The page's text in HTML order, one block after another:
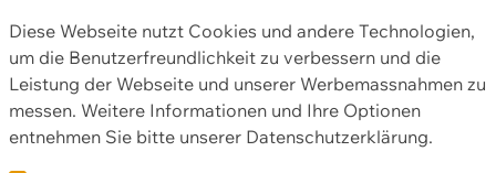
Diese Webseite nutzt Cookies und andere Technologien,
um die Benutzerfreundlichkeit zu verbessern und die
Leistung der Webseite und unserer Werbemassnahmen zu
messen. Weitere Informationen und Ihre Optionen
entnehmen Sie bitte unserer Datenschutzerklärung.